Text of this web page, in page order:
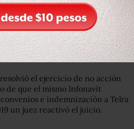
del Instituto el pago
pesos como indemnización.
una denuncia ante la entonces
con Telra implicó la
resolvió el ejercicio de no acción
de que el mismo Infonavit
e indemnización a Telra
un juez reactivó el juicio.